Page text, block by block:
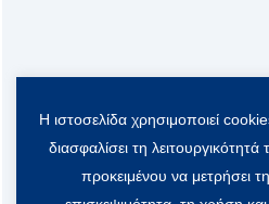
F
a
T
w
t
L
i
k
Y
o
u
t
Viber Community:
Η ιστοσελίδα χρησιμοποιεί
διασφαλίσει τη λειτουργικότητά
προκειμένου να μετρήσει